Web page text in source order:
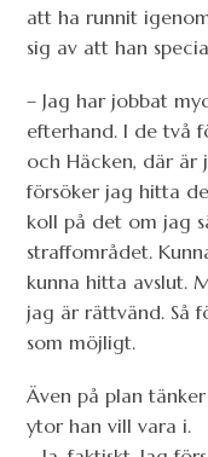
att ha runnit
sig av att han
– Jag har jobbat
efterhand. I de två
och Häcken, där är
försöker jag hitta
koll på det om jag
straffområdet.
kunna hitta avslut.
jag är rättvänd. Så
som möjligt.
Även på plan
ytor han vill vara i.